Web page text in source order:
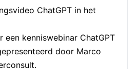
ChatGPT in het
een kenniswebinar ChatGPT
door Marco